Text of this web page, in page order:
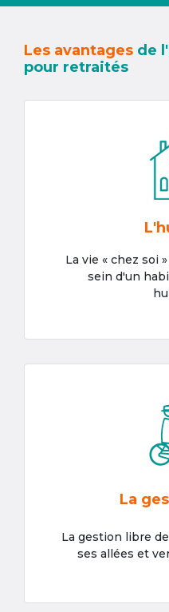
Les avantages de
pour retraités
La vie « chez soi
sein d'un
La
La gestion libre
ses allées et